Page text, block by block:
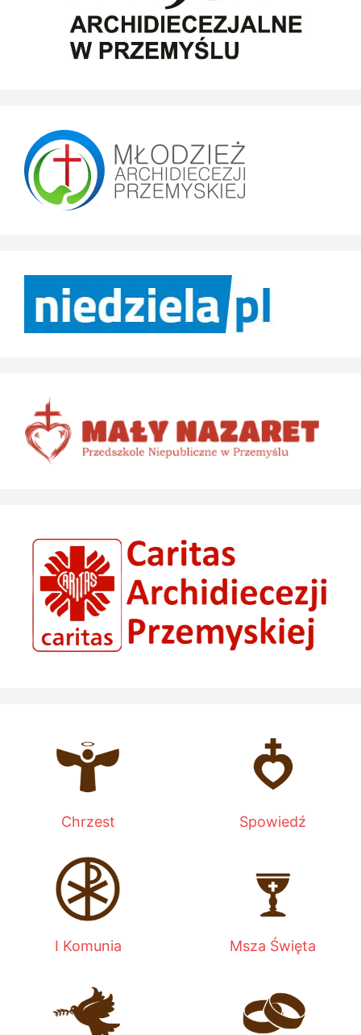
Chrzest Spowiedź
I Komunia Msza Święta